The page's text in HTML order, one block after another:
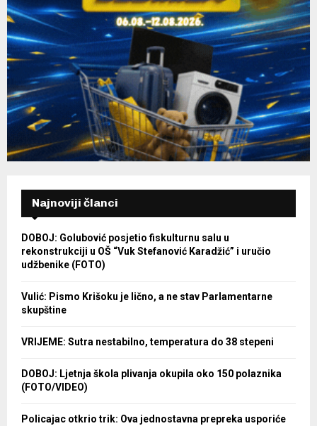
Najnoviji članci
DOBOJ: Golubović posjetio fiskulturnu salu u
rekonstrukciji u OŠ “Vuk Stefanović Karadžić” i uručio
udžbenike (FOTO)
Vulić: Pismo Krišoku je lično, a ne stav Parlamentarne
skupštine
VRIJEME: Sutra nestabilno, temperatura do 38 stepeni
DOBOJ: Ljetnja škola plivanja okupila oko 150 polaznika
(FOTO/VIDEO)
Policajac otkrio trik: Ova jednostavna prepreka usporiće